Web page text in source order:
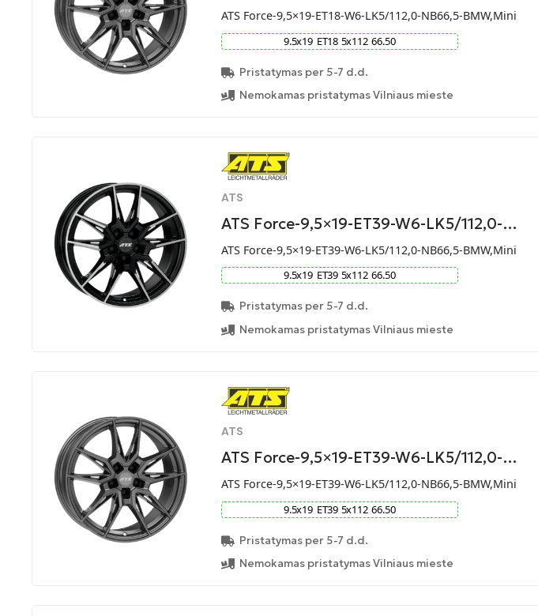
ATS Force-9,5×19-ET18-W6-LK5/112,0-NB66,5-BMW,Mini
9.5x19 ET18 5x112 66.50
Pristatymas per 5-7 d.d.
Nemokamas pristatymas Vilniaus mieste
ATS
ATS Force-9,5×19-ET39-W6-LK5/112,0-…
ATS Force-9,5×19-ET39-W6-LK5/112,0-NB66,5-BMW,Mini
9.5x19 ET39 5x112 66.50
Pristatymas per 5-7 d.d.
Nemokamas pristatymas Vilniaus mieste
ATS
ATS Force-9,5×19-ET39-W6-LK5/112,0-…
ATS Force-9,5×19-ET39-W6-LK5/112,0-NB66,5-BMW,Mini
9.5x19 ET39 5x112 66.50
Pristatymas per 5-7 d.d.
Nemokamas pristatymas Vilniaus mieste